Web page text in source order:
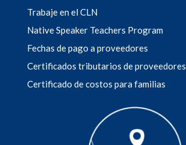
Trabaje en el CLN
Native Speaker Teachers Program
Fechas de pago a proveedores
Certificados tributarios de proveedores
Certificado de costos para familias